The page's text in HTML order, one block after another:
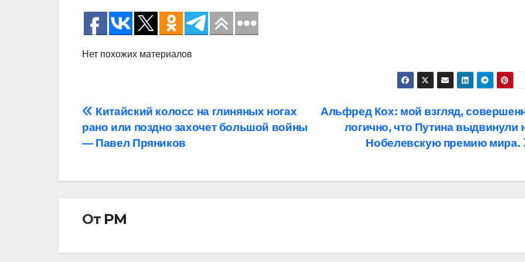
Нет похожих материалов
Навигация
по
Альфред Кох: мой взгляд,
логично, что Путина выдвинули
Нобелевскую премию мира.
Китайский колосс на глиняных ногах
рано или поздно захочет большой войны
— Павел Пряников
От РМ